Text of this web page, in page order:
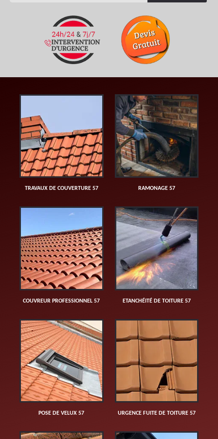
TRAVAUX DE COUVERTURE 57 RAMONAGE 57
COUVREUR PROFESSIONNEL 57 ETANCHÉITÉ DE TOITURE 57
POSE DE VELUX 57 URGENCE FUITE DE TOITURE 57